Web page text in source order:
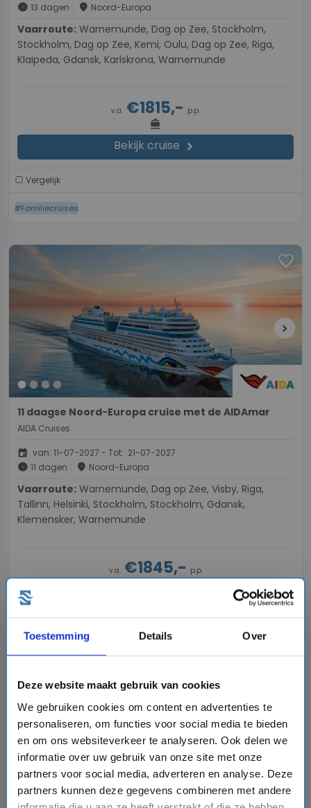
Toestemming Details Over
Deze website maakt gebruik van cookies
We gebruiken cookies om content en advertenties te
personaliseren, om functies voor social media te bieden
en om ons websiteverkeer te analyseren. Ook delen we
informatie over uw gebruik van onze site met onze
partners voor social media, adverteren en analyse. Deze
partners kunnen deze gegevens combineren met andere
schedule 13 dagen place Noord-Europa
Vaarroute:
Stockholm, Dag op Zee, Kemi, Oulu, Dag op Zee, Riga,
Klaipeda, Gdansk, Karlskrona, Warnemunde
v.a. €1815,- p.p.
directions_boat
Bekijk cruise chevron_right
Vergelijk
#Familiecruises
favorite
chevron_right
11 daagse Noord-Europa cruise met de AIDAmar
AIDA Cruises
event van: 11-07-2027 - Tot: 21-07-2027
schedule 11 dagen place Noord-Europa
Vaarroute:
Tallinn, Helsinki, Stockholm, Stockholm, Gdansk,
Klemensker, Warnemunde
v.a.€1845,- p.p.
directions_boat
Vergelijk
favorite
chevron_right